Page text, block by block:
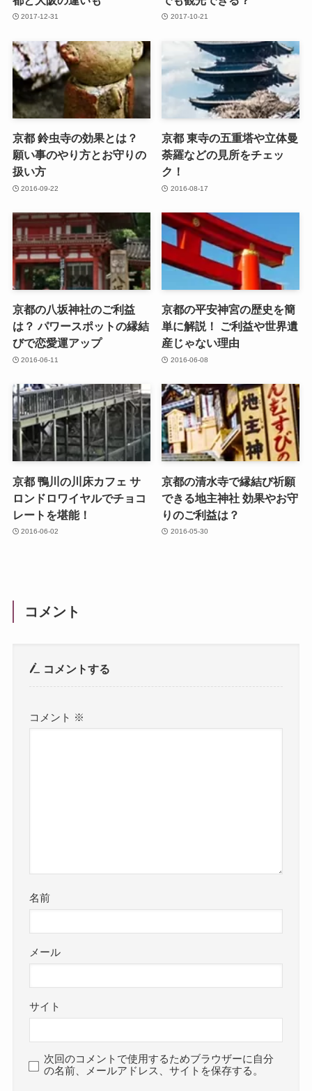
2017-12-31 2017-10-21
京都 鈴虫寺の効果とは？
願い事のやり方とお守りの
扱い方
2016-09-22
京都 東寺の五重塔や立体曼
荼羅などの見所をチェッ
ク！
2016-08-17
京都の八坂神社のご利益
は？ パワースポットの縁結
びで恋愛運アップ
2016-06-11
京都の平安神宮の歴史を簡
単に解説！ ご利益や世界遺
産じゃない理由
2016-06-08
京都 鴨川の川床カフェ サ
ロンドロワイヤルでチョコ
レートを堪能！
2016-06-02
京都の清水寺で縁結び祈願
できる地主神社 効果やお守
りのご利益は？
2016-05-30
コメント
コメントする
コメント ※
名前
メール
サイト
次回のコメントで使用するためブラウザーに自分
の名前、メールアドレス、サイトを保存する。